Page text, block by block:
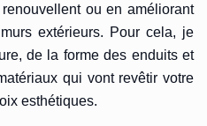
ou en améliorant
extérieurs. Pour cela, je
de la forme des enduits et
qui vont revêtir votre
esthétiques.